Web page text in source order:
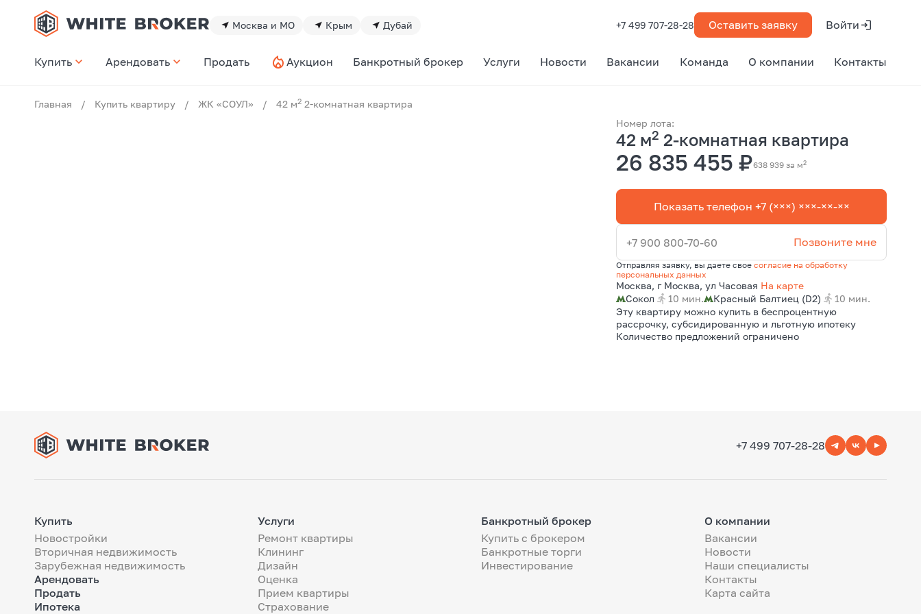
Москва и МО Крым Дубай +7 499 707-28-28 Оставить заявку Войти
Купить Арендовать Продать Аукцион Банкротный брокер Услуги Новости Вакансии Команда О компании Контакты
Главная / Купить квартиру / ЖК «СОУЛ» / 42 м2 2-комнатная квартира
Номер лота:
42 м2 2-комнатная квартира
26 835 455 ₽638 939 за м2
Показать телефон +7 (×××) ×××-××-××
+7 900 800-70-60 Позвоните мне
Отправляя заявку, вы даете своесогласие на обработку
персональных данных
Москва, г Москва, ул Часовая На карте
Сокол
10 мин. Красный Балтиец (D2)
10 мин.
Эту квартиру можно купить в беспроцентную
рассрочку, субсидированную и льготную ипотеку
Количество предложений ограничено
+7 499 707-28-28
Купить
Новостройки
Вторичная недвижимость
Зарубежная недвижимость
Арендовать
Продать
Ипотека
Услуги
Ремонт квартиры
Клининг
Дизайн
Оценка
Прием квартиры
Страхование
Банкротный брокер
Купить с брокером
Банкротные торги
Инвестирование
О компании
Вакансии
Новости
Наши специалисты
Контакты
Карта сайта